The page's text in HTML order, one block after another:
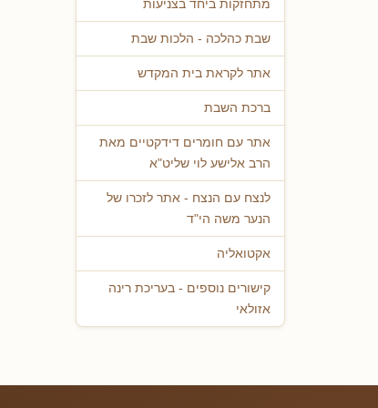
מתחזקות ביחד בצניעות
שבת כהלכה - הלכות שבת
אתר לקראת בית המקדש
ברכת השבת
אתר עם חומרים דידקטיים מאת
הרב אלישע לוי שליט"א
לנצח עם הנצח - אתר לזכרו של
הנער משה הי"ד
אקטואליה
קישורים נוספים - בעריכת רינה
אזולאי